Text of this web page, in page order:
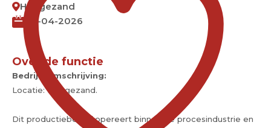
Hoogezand
20-04-2026
Over de functie
Bedrijfsomschrijving:
Locatie: Hoogezand.
Dit productiebedrijf opereert binnen de procesindustrie en